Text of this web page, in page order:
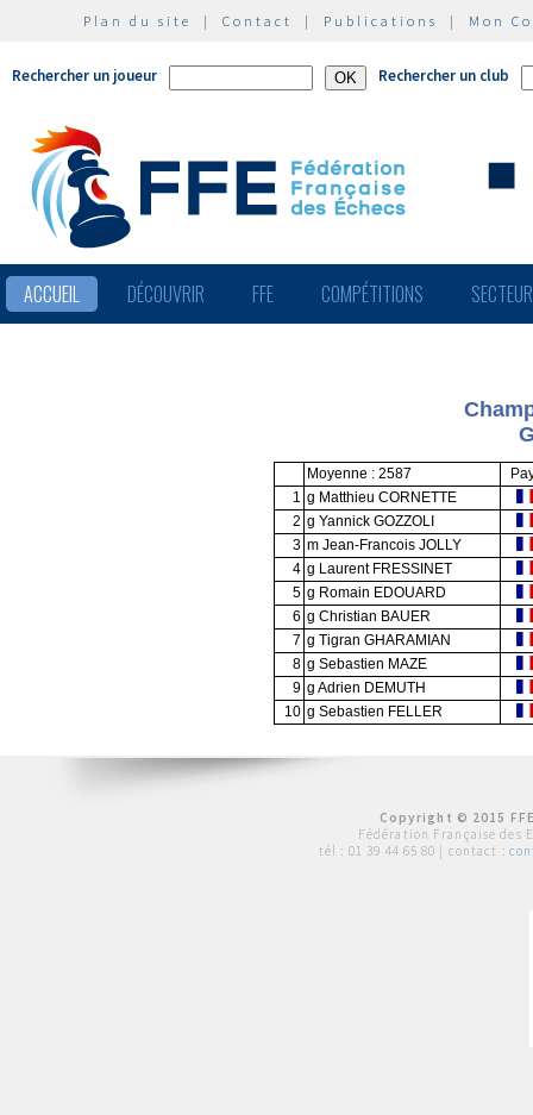
Plan du site | Contact | Publications | Mon
Rechercher un joueur Rechercher un club
ACCUEIL DÉCOUVRIR FFE COMPÉTITIONS
Moyenne : 2587
1 g Matthieu CORNETTE
2 g Yannick GOZZOLI
3 m Jean-Francois JOLLY
4 g Laurent FRESSINET
5 g Romain EDOUARD
6 g Christian BAUER
7 g Tigran GHARAMIAN
8 g Sebastien MAZE
9 g Adrien DEMUTH
10 g Sebastien FELLER
Copyright © 2015
Fédération Française des
tél : 01 39 44 65 80 | contact :